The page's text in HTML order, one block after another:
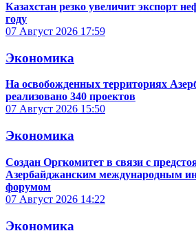
Казахстан резко увеличит экспорт
году
07 Август 2026 17:59
Экономика
На освобожденных территориях
реализовано 340 проектов
07 Август 2026 15:50
Экономика
Создан Оргкомитет в связи с
Азербайджанским международным
форумом
07 Август 2026 14:22
Экономика